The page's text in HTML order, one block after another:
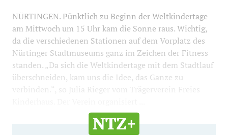
NÜRTINGEN. Pünktlich zu Beginn der Weltkindertage
am Mittwoch um 15 Uhr kam die Sonne raus. Wichtig,
da die verschiedenen Stationen auf dem Vorplatz des
Nürtinger Stadtmuseums ganz im Zeichen der Fitness
standen. „Da sich die Weltkindertage mit dem Stadtlauf
überschneiden, kam uns die Idee, das Ganze zu
verbinden.“, so Julia Rieger vom Trägerverein Freies